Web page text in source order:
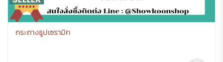
กระถางธูปเซรามิก